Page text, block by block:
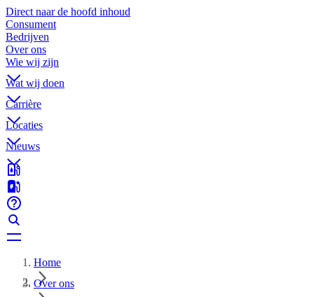
Direct naar de hoofd inhoud
Consument
Bedrijven
Over ons
Wie wij zijn
Wat wij doen
Carrière
Locaties
Nieuws
Home
Over ons